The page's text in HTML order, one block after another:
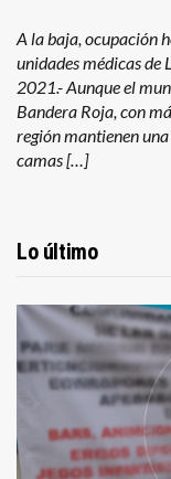
A la baja, ocupación
unidades médicas
2021.- Aunque el
Bandera Roja, con
región mantienen
camas […]
Lo último